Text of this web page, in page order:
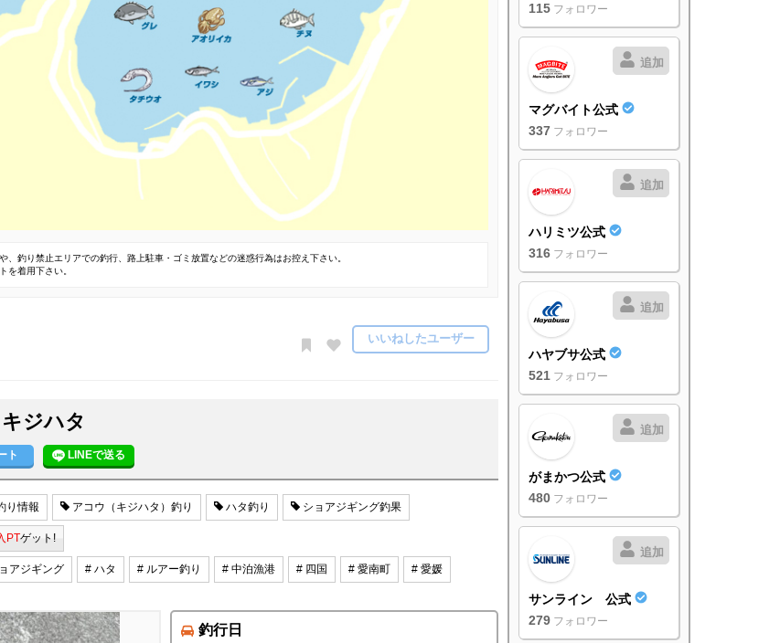
釣り禁止エリアでの釣行、路上駐車・ゴミ放置などの迷惑行為はお控え下さい。
を着用下さい。
いいねしたユーザー
ジハタ
ト LINEで送る
り情報 アコウ（キジハタ）釣り ハタ釣り ショアジギング釣果
PTゲット!
アジギング # ハタ # ルアー釣り # 中泊漁港 # 四国 # 愛南町 # 愛媛
釣行日
115 フォロワー
追加
マグバイト公式
337 フォロワー
追加
ハリミツ公式
316 フォロワー
追加
ハヤブサ公式
521 フォロワー
追加
がまかつ公式
480 フォロワー
追加
サンライン 公式
279 フォロワー